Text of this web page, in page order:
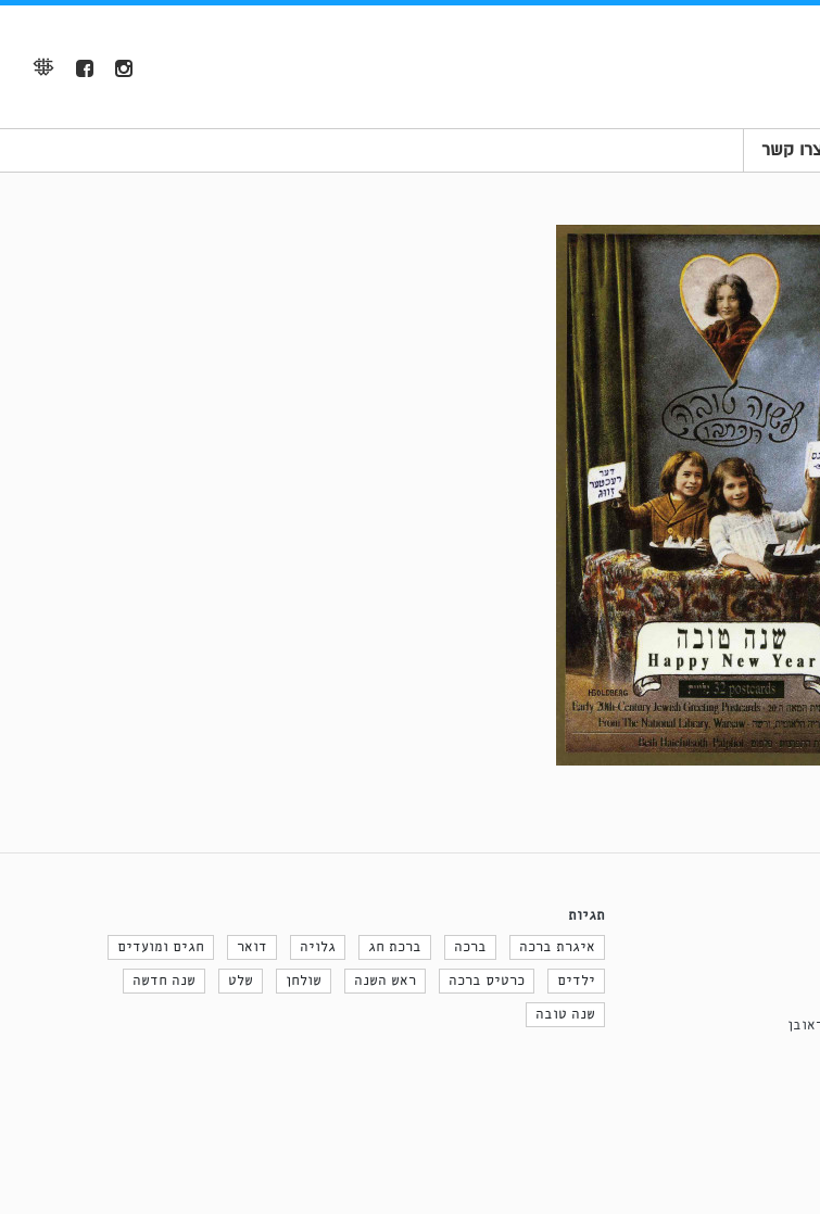
קשר
תגיות
איגרת ברכה ברכה ברכת חג גלויה דואר חגים ומועדים
ילדים כרטיס ברכה ראש השנה שולחן שלט שנה חדשה
שנה טובה